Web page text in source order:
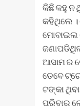
କିଛି କହୁ ନ
କହିଥିଲେ
ମୋବାଇଲ
ଆସାମ ର
ତେବେ
ଟଙ୍କା
ପରିବାର